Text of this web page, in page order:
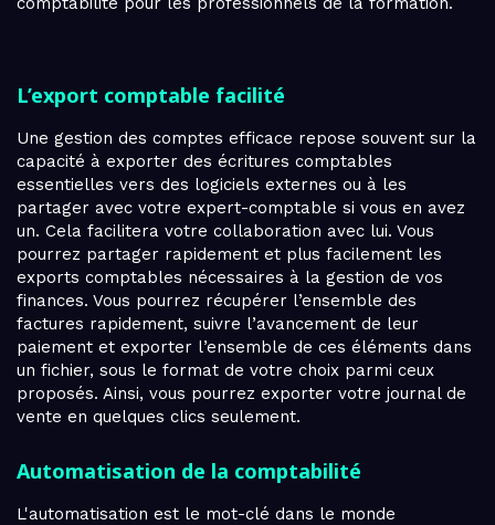
L’export comptable facilité
Une gestion des comptes efficace repose souvent sur la
capacité à exporter des écritures comptables
essentielles vers des logiciels externes ou à les
partager avec votre expert-comptable si vous en avez
un. Cela facilitera votre collaboration avec lui. Vous
pourrez partager rapidement et plus facilement les
exports comptables nécessaires à la gestion de vos
finances. Vous pourrez récupérer l’ensemble des
factures rapidement, suivre l’avancement de leur
paiement et exporter l’ensemble de ces éléments dans
un fichier, sous le format de votre choix parmi ceux
proposés. Ainsi, vous pourrez exporter votre journal de
vente en quelques clics seulement.
Automatisation de la comptabilité
L'automatisation est le mot-clé dans le monde